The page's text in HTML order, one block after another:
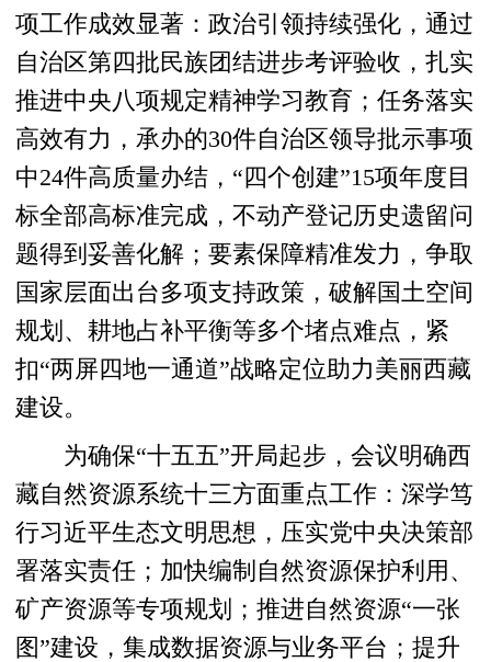
项工作成效显著：政治引领持续强化，通过
自治区第四批民族团结进步考评验收，扎实
推进中央八项规定精神学习教育；任务落实
高效有力，承办的30件自治区领导批示事项
中24件高质量办结，“四个创建”15项年度目
标全部高标准完成，不动产登记历史遗留问
题得到妥善化解；要素保障精准发力，争取
国家层面出台多项支持政策，破解国土空间
规划、耕地占补平衡等多个堵点难点，紧
扣“两屏四地一通道”战略定位助力美丽西藏
建设。
为确保“十五五”开局起步，会议明确西
藏自然资源系统十三方面重点工作：深学笃
行习近平生态文明思想，压实党中央决策部
署落实责任；加快编制自然资源保护利用、
矿产资源等专项规划；推进自然资源“一张
图”建设，集成数据资源与业务平台；提升